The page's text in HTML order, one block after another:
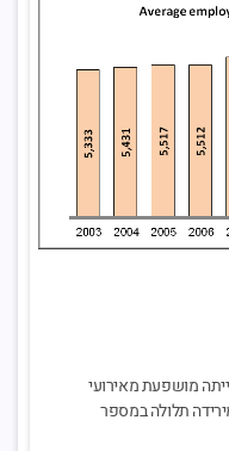
מושפעת מאירועי
תלולה במספר